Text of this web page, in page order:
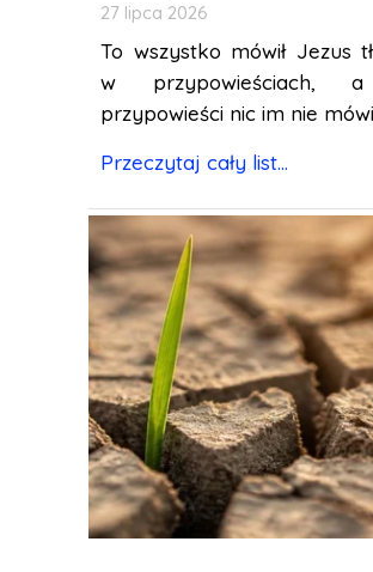
27 lipca 2026
To wszystko mówił Jezus
w przypowieściach,
przypowieści nic im nie
Przeczytaj cały list...